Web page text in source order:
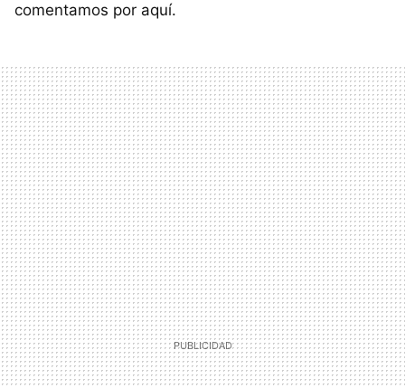
comentamos por aquí.